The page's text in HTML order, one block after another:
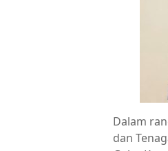
Dalam
dan